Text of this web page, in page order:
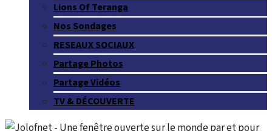
Lions Of Teranga
Nos Sondages
RESEAUX SOCIAUX
Partage Photos
Partage Vidéos
TV & DÉCOUVERTE